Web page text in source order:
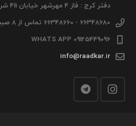
دفتر کرج : فاز 4 مهرشهر خیابان 411 شرقی پلاک 114 واحد 1
66348680 - 66348660 تماس از 8 صبح تا 6 شب
09125449096 WHATS APP
info@raadkar.ir